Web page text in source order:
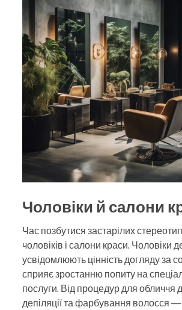
Чоловіки й салони
Час позбутися застарілих
чоловіків і салони краси. Чоловіки
усвідомлюють цінність догляду за
сприяє зростанню попиту на
послуги. Від процедур для обличчя
депіляції та фарбування волосся